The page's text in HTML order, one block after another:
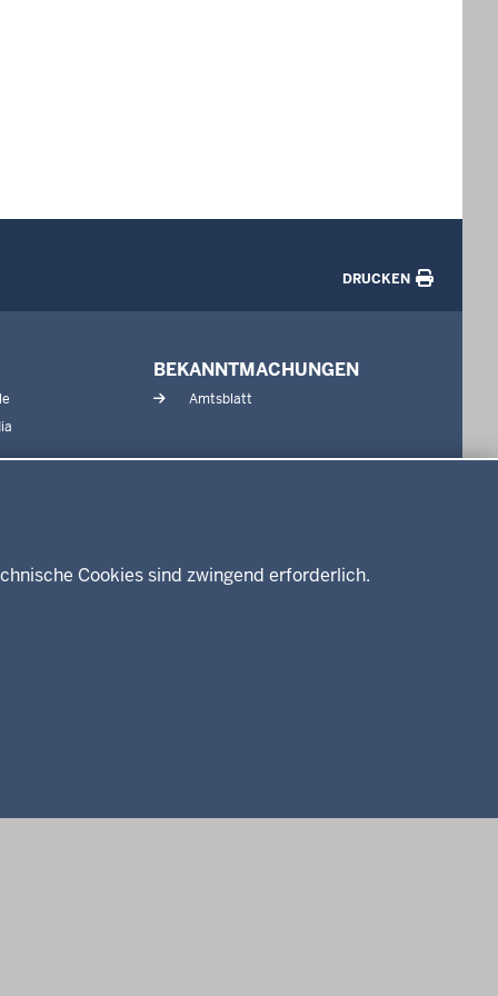
Cookies sind zwingend erforderlich.
DRUCKEN
BEKANNTMACHUNGEN
Amtsblatt